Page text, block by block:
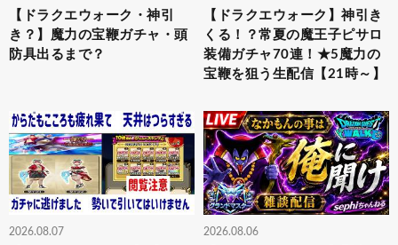
【ドラクエウォーク・神引
き？】魔力の宝鞭ガチャ・頭
防具出るまで？
【ドラクエウォーク】神引き
くる！？常夏の魔王子ピサロ
装備ガチャ70連！★5魔力の
宝鞭を狙う生配信【21時～】
2026.08.07 2026.08.06